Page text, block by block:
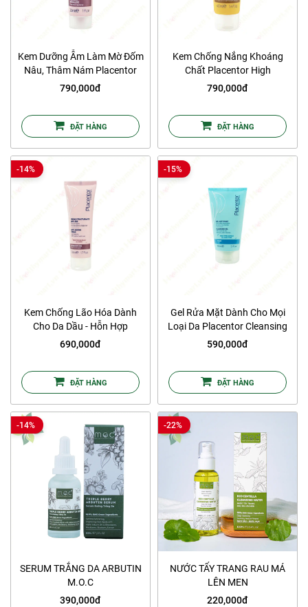
Kem Dưỡng Ẫm Làm Mờ Đốm
Nâu, Thâm Nám Placentor
Corrective Cream
790,000đ
ĐẶT HÀNG
Kem Chống Nắng Khoáng
Chất Placentor High
Protection Sun Cream SPF50,
790,000đ
ĐẶT HÀNG
-14%
Kem Chống Lão Hóa Dành
Cho Da Dầu - Hỗn Hợp
Placentor Anti-Ageing Cream
690,000đ
ĐẶT HÀNG
-15%
Gel Rửa Mặt Dành Cho Mọi
Loại Da Placentor Cleansing
Gel
590,000đ
ĐẶT HÀNG
-14%
SERUM TRẮNG DA ARBUTIN
M.O.C
390,000đ
-22%
NƯỚC TẨY TRANG RAU MÁ
LÊN MEN
220,000đ